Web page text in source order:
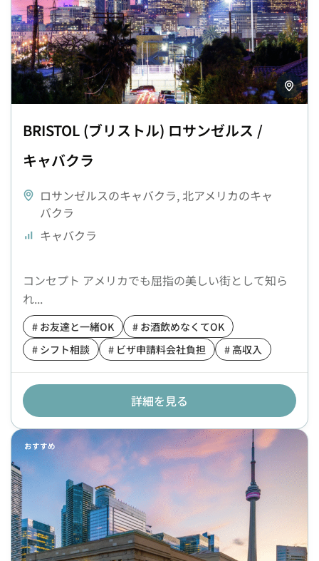
BRISTOL (ブリストル) ロサンゼルス /
キャバクラ
ロサンゼルスのキャバクラ,北アメリカのキャ
バクラ
キャバクラ
コンセプト アメリカでも屈指の美しい街として知ら
れ...
# お友達と一緒OK
# お酒飲めなくてOK
# シフト相談
# ビザ申請料会社負担 # 高収入
詳細を見る
おすすめ